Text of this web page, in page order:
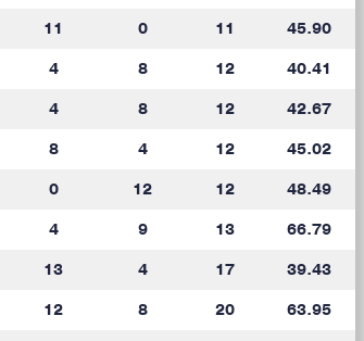
11 0 11
45.90
4 8 12
40.41
4 8 12
42.67
8 4 12
45.02
0 12 12
48.49
4 9 13
66.79
13 4 17
39.43
12 8 20
63.95